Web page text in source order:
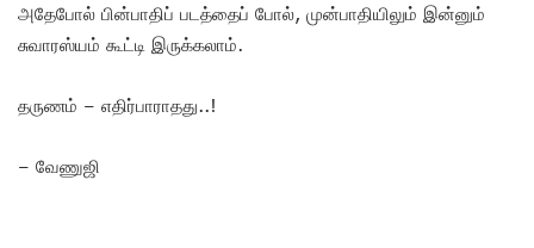
அதேபோல் பின்பாதிப் படத்தைப் போல், முன்பாதியிலும் இன்னும்
சுவாரஸ்யம் கூட்டி இருக்கலாம்.
தருணம் – எதிர்பாராதது..!
– வேணுஜி